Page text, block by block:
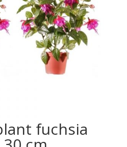
fuchsia